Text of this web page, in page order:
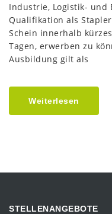
Industrie, Logistik- und
Qualifikation als
Schein innerhalb
Tagen, erwerben zu
Ausbildung gilt als
Weiterlesen
STELLENANGEBOTE